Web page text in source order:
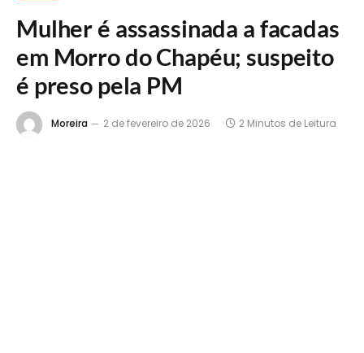
Mulher é assassinada a facadas
em Morro do Chapéu; suspeito
é preso pela PM
Moreira 2 de fevereiro de 2026 2 Minutos de Leitura